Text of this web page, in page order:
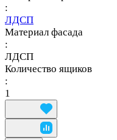
:
ЛДСП
Материал фасада
:
ЛДСП
Количество ящиков
:
1